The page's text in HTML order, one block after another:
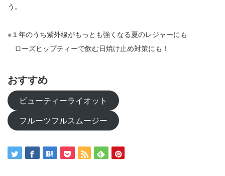
う。
※１年のうち紫外線がもっとも強くなる夏のレジャーにも
ローズヒップティーで飲む日焼け止め対策にも！
おすすめ
ビューティーライオット
フルーツフルスムージー